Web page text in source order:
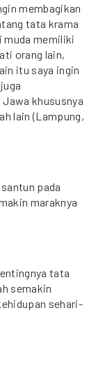
membagikan
tata krama
muda memiliki
orang lain,
itu saya ingin
khususnya
lain (Lampung,
pada
maraknya
tata
semakin
sehari-